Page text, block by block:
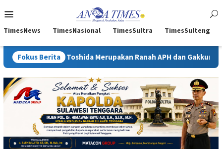
ke
Mobile
TimesNews TimesNasional TimesSultra TimesSulteng
Fokus Berita
Merupakan Ranah APH dan Gakkum ESDM Kejati